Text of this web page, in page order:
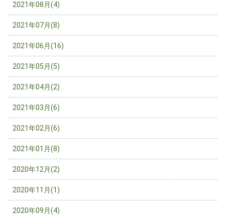
2021年08月(4)
2021年07月(8)
2021年06月(16)
2021年05月(5)
2021年04月(2)
2021年03月(6)
2021年02月(6)
2021年01月(8)
2020年12月(2)
2020年11月(1)
2020年09月(4)